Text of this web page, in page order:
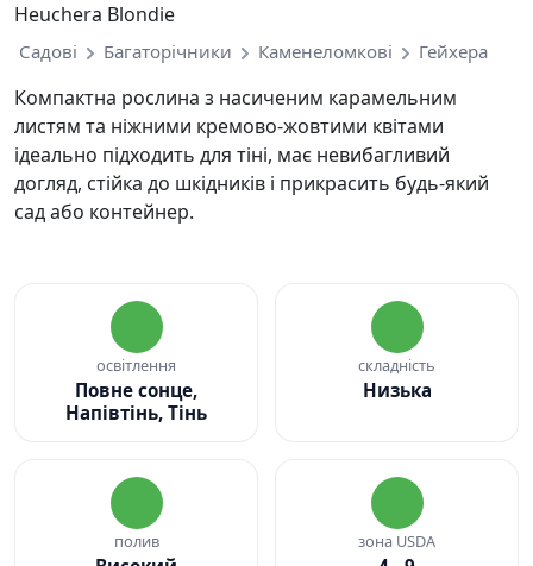
Heuchera Blondie
Садові Багаторічники Каменеломкові Гейхера
Компактна рослина з насиченим карамельним
листям та ніжними кремово-жовтими квітами
ідеально підходить для тіні, має невибагливий
догляд, стійка до шкідників і прикрасить будь-який
сад або контейнер.
освітлення
Повне сонце,
Напівтінь, Тінь
складність
Низька
полив зона USDA